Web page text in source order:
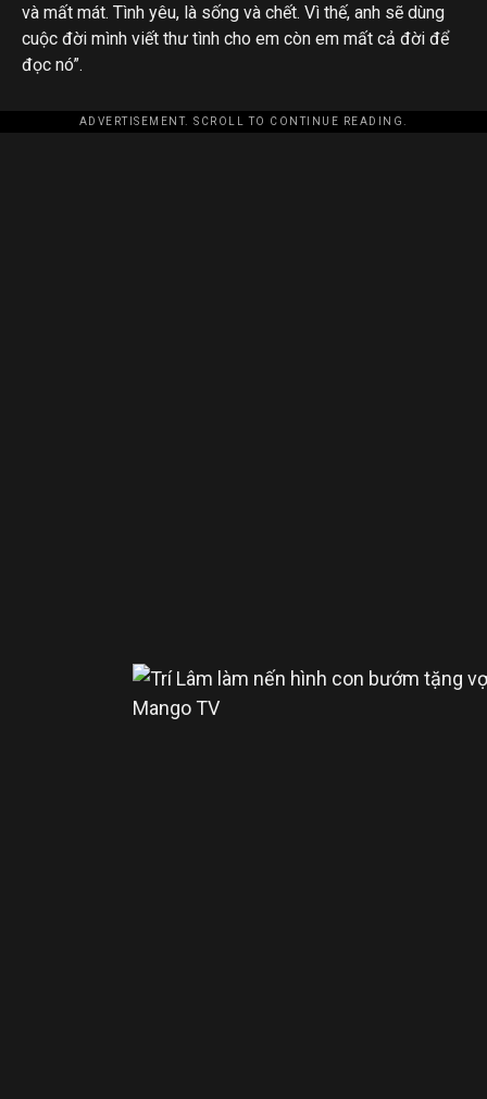
và mất mát. Tình yêu, là sống và chết. Vì thế, anh sẽ dùng
cuộc đời mình viết thư tình cho em còn em mất cả đời để
đọc nó”.
ADVERTISEMENT. SCROLL TO CONTINUE READING.